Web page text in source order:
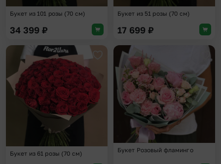
Букет из 101 розы (70 см)
34 399 ₽
Букет из 51 розы (70 см)
17 699 ₽
Добавить в избранное
Букет из 61 розы (70 см) Букет Розовый фламинго